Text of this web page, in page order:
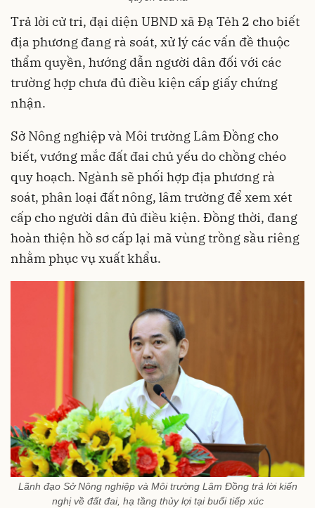
Trả lời cử tri, đại diện UBND xã Đạ Tẻh 2 cho biết
địa phương đang rà soát, xử lý các vấn đề thuộc
thẩm quyền, hướng dẫn người dân đối với các
trường hợp chưa đủ điều kiện cấp giấy chứng
nhận.
Sở Nông nghiệp và Môi trường Lâm Đồng cho
biết, vướng mắc đất đai chủ yếu do chồng chéo
quy hoạch. Ngành sẽ phối hợp địa phương rà
soát, phân loại đất nông, lâm trường để xem xét
cấp cho người dân đủ điều kiện. Đồng thời, đang
hoàn thiện hồ sơ cấp lại mã vùng trồng sầu riêng
nhằm phục vụ xuất khẩu.
Lãnh đạo Sở Nông nghiệp và Môi trường Lâm Đồng trả lời kiến
nghị về đất đai, hạ tầng thủy lợi tại buổi tiếp xúc